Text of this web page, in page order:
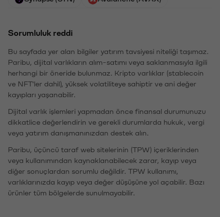
Sorumluluk reddi
Bu sayfada yer alan bilgiler yatırım tavsiyesi niteliği taşımaz.
Paribu, dijital varlıkların alım-satımı veya saklanmasıyla ilgili
herhangi bir öneride bulunmaz. Kripto varlıklar (stablecoin
ve NFT'ler dahil), yüksek volatiliteye sahiptir ve ani değer
kayıpları yaşanabilir.
Dijital varlık işlemleri yapmadan önce finansal durumunuzu
dikkatlice değerlendirin ve gerekli durumlarda hukuk, vergi
veya yatırım danışmanınızdan destek alın.
Paribu, üçüncü taraf web sitelerinin (TPW) içeriklerinden
veya kullanımından kaynaklanabilecek zarar, kayıp veya
diğer sonuçlardan sorumlu değildir. TPW kullanımı,
varlıklarınızda kayıp veya değer düşüşüne yol açabilir. Bazı
ürünler tüm bölgelerde sunulmayabilir.